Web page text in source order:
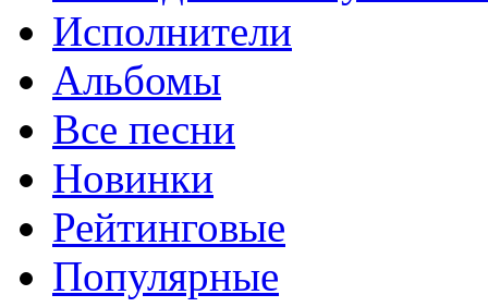
Исполнители
Альбомы
Все песни
Новинки
Рейтинговые
Популярные